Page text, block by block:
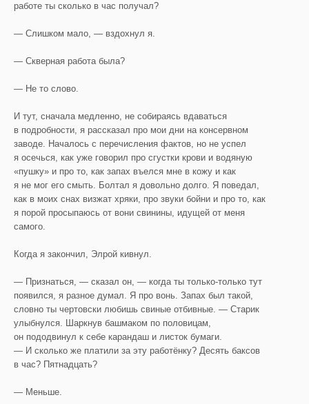
работе ты сколько в час получал?
— Слишком мало, — вздохнул я.
— Скверная работа была?
— Не то слово.
И тут, сначала медленно, не собираясь вдаваться
в подробности, я рассказал про мои дни на консервном
заводе. Началось с перечисления фактов, но не успел
я осечься, как уже говорил про сгустки крови и водяную
«пушку» и про то, как запах въелся мне в кожу и как
я не мог его смыть. Болтал я довольно долго. Я поведал,
как в моих снах визжат хряки, про звуки бойни и про то, как
я порой просыпаюсь от вони свинины, идущей от меня
самого.
Когда я закончил, Элрой кивнул.
— Признаться, — сказал он, — когда ты только-только тут
появился, я разное думал. Я про вонь. Запах был такой,
словно ты чертовски любишь свиные отбивные. — Старик
улыбнулся. Шаркнув башмаком по половицам,
он пододвинул к себе карандаш и листок бумаги.
— И сколько же платили за эту работёнку? Десять баксов
в час? Пятнадцать?
— Меньше.